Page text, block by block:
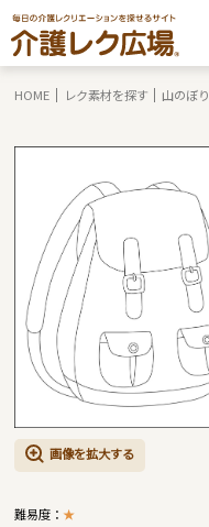
HOME レク素材を探す 山のぼり
画像を拡大する
難易度：★